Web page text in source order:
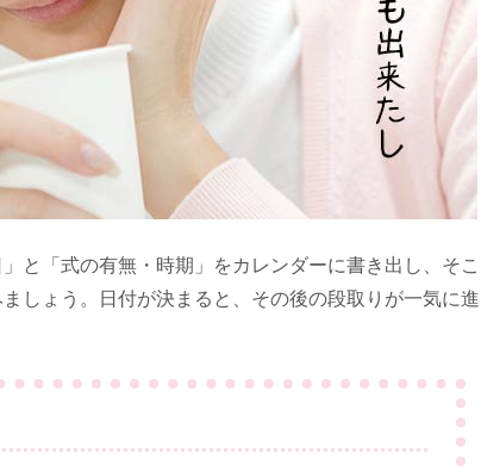
と「式の有無・時期」をカレンダーに書き出し、そこ
しょう。日付が決まると、その後の段取りが一気に進